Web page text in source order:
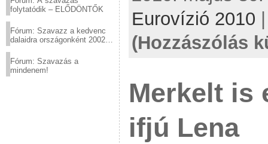
folytatódik – ELŐDÖNTŐK
Fórum: Szavazz a kedvenc
dalaidra országonként 2002
Fórum: Szavazás a
mindenem!
Eurovízió 2010
(Hozzászólás
Merkelt is
ifjú Lena